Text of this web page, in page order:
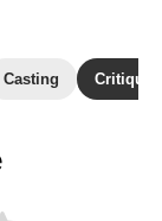
Casting